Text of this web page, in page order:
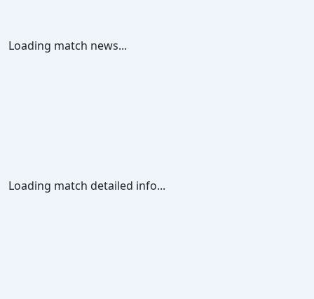
Loading match news...
Loading match detailed info...